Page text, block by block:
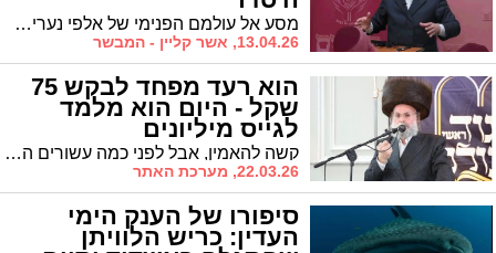
מסע אל עולמם הפנימי של אלפי נערים מתמודדים לאור המהפכה השקטה שמוביל ארגון ‘והשיב’ בראשות הרה"ג ר' שלמה סופר, המעניק להורים דרך של הבנה וחיבור לקראת חג הפסח התיישבנו לפאנל מטלטל ומרתק עם צוות ‘והשיב’ הרה"ג ר' שלמה סופר והר"ר מאיר נתן ברוינשטיין בשיתוף עם שני המומחים הבינלאומיים בתחום נוער מתמודד, המלווים את פעילות הארגון: הרה"ג ר' שלמה אשר טאובר והרה"ג ר' שלמה עהרליך ממונסי, אשר מאחוריהם אלפי נשמות שמצאו את דרכן חזרה לחיק משפחתן ומשם אל חיק יהדותן ויצאנו עם תובנות עומק המטלטלות את הלב
13.04.26, אשר קליין - המבשר
הוא רעד מפחד לבקש 75
שקל - היום הוא מלמד
לגייס מיליונים
קשה להאמין, אבל לפני כמה עשורים הרב טרייטל רעד מפחד כשהתקשר לבקש תרומה של עשרות שקלים. היום הוא אחד היועצים המבוקשים ביותר בתחום גיוס כספים, שגייס בעצמו מעל מאה מיליון שקל והגדיל את התרומות לעמותות במאות מיליוני שקלים נוספים
22.03.26, מערכת האתר
סיפורו של הענק הימי
העדין: כריש הלוויתן